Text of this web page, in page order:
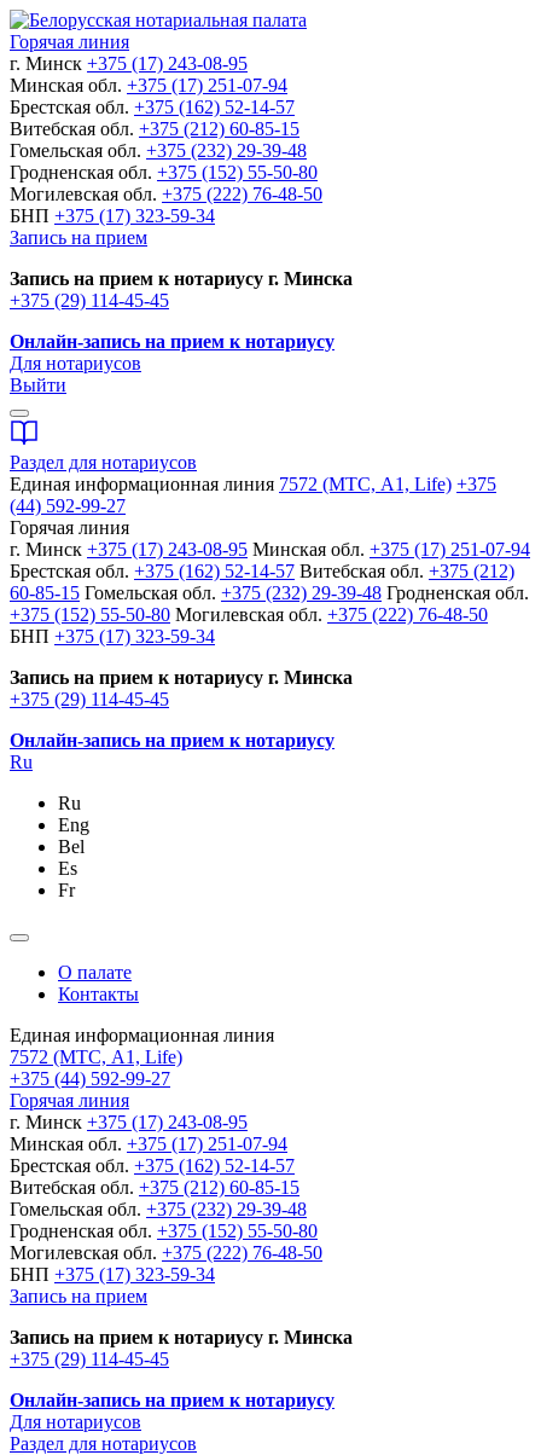
Горячая линия
г. Минск +375 (17) 243-08-95
Минская обл. +375 (17) 251-07-94
Брестская обл. +375 (162) 52-14-57
Витебская обл. +375 (212) 60-85-15
Гомельская обл. +375 (232) 29-39-48
Гродненская обл. +375 (152) 55-50-80
Могилевская обл. +375 (222) 76-48-50
БНП +375 (17) 323-59-34
Запись на прием
Запись на прием к нотариусу г. Минска
+375 (29) 114-45-45
Онлайн-запись на прием к нотариусу
Для нотариусов
Выйти
Раздел для нотариусов
Единая информационная линия 7572 (МТС, A1, Life) +375
(44) 592-99-27
Горячая линия
г. Минск +375 (17) 243-08-95 Минская обл. +375 (17) 251-07-94
Брестская обл. +375 (162) 52-14-57 Витебская обл. +375 (212)
60-85-15 Гомельская обл. +375 (232) 29-39-48 Гродненская обл.
+375 (152) 55-50-80 Могилевская обл. +375 (222) 76-48-50
БНП +375 (17) 323-59-34
Запись на прием к нотариусу г. Минска
+375 (29) 114-45-45
Онлайн-запись на прием к нотариусу
Ru
Ru
Eng
Bel
Es
Fr
О палате
Контакты
Единая информационная линия
7572 (МТС, A1, Life)
+375 (44) 592-99-27
Горячая линия
г. Минск +375 (17) 243-08-95
Минская обл. +375 (17) 251-07-94
Брестская обл. +375 (162) 52-14-57
Витебская обл. +375 (212) 60-85-15
Гомельская обл. +375 (232) 29-39-48
Гродненская обл. +375 (152) 55-50-80
Могилевская обл. +375 (222) 76-48-50
БНП +375 (17) 323-59-34
Запись на прием
Запись на прием к нотариусу г. Минска
+375 (29) 114-45-45
Онлайн-запись на прием к нотариусу
Для нотариусов
Раздел для нотариусов